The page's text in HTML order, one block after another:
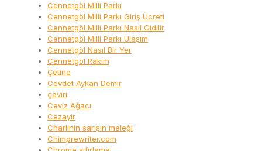
Cennetgöl Milli Parkı
Cennetgöl Milli Parkı Giriş Ücreti
Cennetgöl Milli Parkı Nasıl Gidilir
Cennetgöl Milli Parkı Ulaşım
Cennetgöl Nasıl Bir Yer
Cennetgöl Rakım
Çetine
Cevdet Aykan Demir
çeviri
Ceviz Ağacı
Cezayir
Charlinin sarışın meleği
Chimprewriter.com